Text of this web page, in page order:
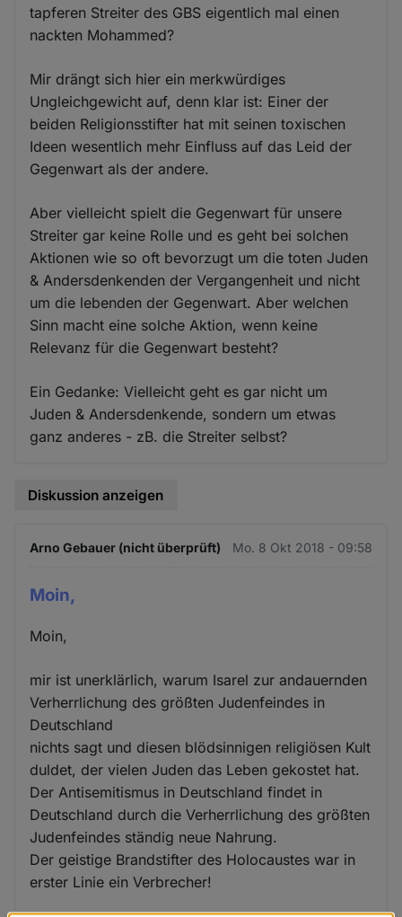
tapferen Streiter des GBS eigentlich mal einen
nackten Mohammed?
Mir drängt sich hier ein merkwürdiges
Ungleichgewicht auf, denn klar ist: Einer der
beiden Religionsstifter hat mit seinen toxischen
Ideen wesentlich mehr Einfluss auf das Leid der
Gegenwart als der andere.
Aber vielleicht spielt die Gegenwart für unsere
Streiter gar keine Rolle und es geht bei solchen
Aktionen wie so oft bevorzugt um die toten Juden
& Andersdenkenden der Vergangenheit und nicht
um die lebenden der Gegenwart. Aber welchen
Sinn macht eine solche Aktion, wenn keine
Relevanz für die Gegenwart besteht?
Ein Gedanke: Vielleicht geht es gar nicht um
Juden & Andersdenkende, sondern um etwas
ganz anderes - zB. die Streiter selbst?
Diskussion anzeigen
Arno Gebauer (nicht überprüft) Mo. 8 Okt 2018 - 09:58
Moin,
Moin,
mir ist unerklärlich, warum Isarel zur andauernden
Verherrlichung des größten Judenfeindes in
Deutschland
nichts sagt und diesen blödsinnigen religiösen Kult
duldet, der vielen Juden das Leben gekostet hat.
Der Antisemitismus in Deutschland findet in
Deutschland durch die Verherrlichung des größten
Judenfeindes ständig neue Nahrung.
Der geistige Brandstifter des Holocaustes war in
erster Linie ein Verbrecher!